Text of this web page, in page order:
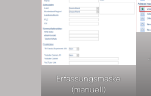
Erfassungsmaske
(manuell)